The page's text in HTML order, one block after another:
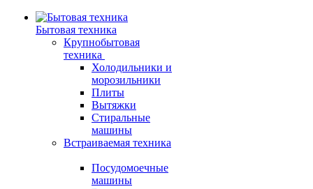
Бытовая техника
Крупнобытовая
техника
Холодильники и
морозильники
Плиты
Вытяжки
Стиральные
машины
Встраиваемая техника
Посудомоечные
машины